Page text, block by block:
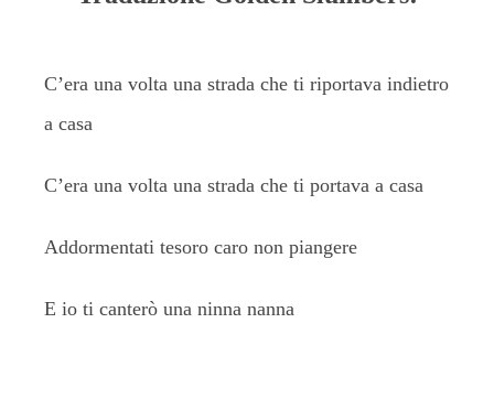
C’era una volta una strada che ti riportava indietro
a casa
C’era una volta una strada che ti portava a casa
Addormentati tesoro caro non piangere
E io ti canterò una ninna nanna